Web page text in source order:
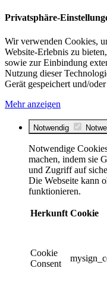
Privatsphäre-
Wir verwenden Cookies,
Website-Erlebnis zu
sowie zur Einbindung
Nutzung dieser
Gerät gespeichert und/
Mehr anzeigen
Notwendig
Notwendige
machen, indem sie
und Zugriff auf
Die Webseite kann
funktionieren.
Herkunft Cookie
Cookie
Consent